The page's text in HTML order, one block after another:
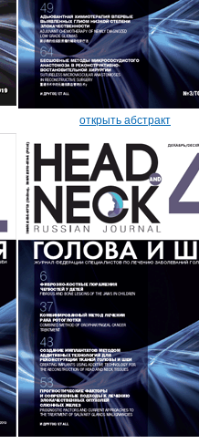
открыть абстракт